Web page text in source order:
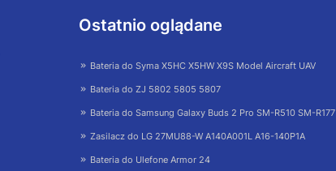
Ostatnio oglądane
Bateria do Syma X5HC X5HW X9S Model Aircraft UAV
Bateria do ZJ 5802 5805 5807
Bateria do Samsung Galaxy Buds 2 Pro SM-R510 SM-R177
Zasilacz do LG 27MU88-W A140A001L A16-140P1A
Bateria do Ulefone Armor 24